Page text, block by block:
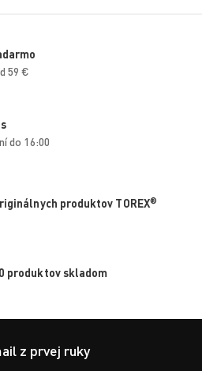
59 €
do 16:00
produktov TOREX®
produktov skladom
z prvej ruky